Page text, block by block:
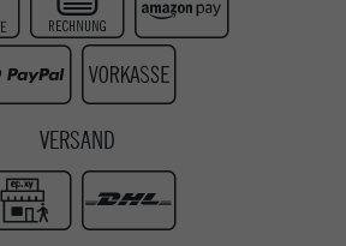
Youtube
VERSAND